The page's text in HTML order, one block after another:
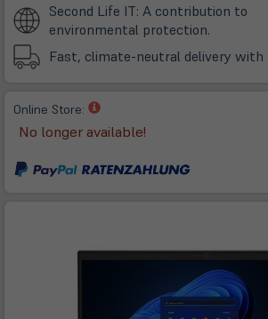
neuem
Second Life IT: A contribution to
environmental protection.
Fast, climate-neutral delivery with
Online Store:
(öffnet
in
neuem
No longer available!